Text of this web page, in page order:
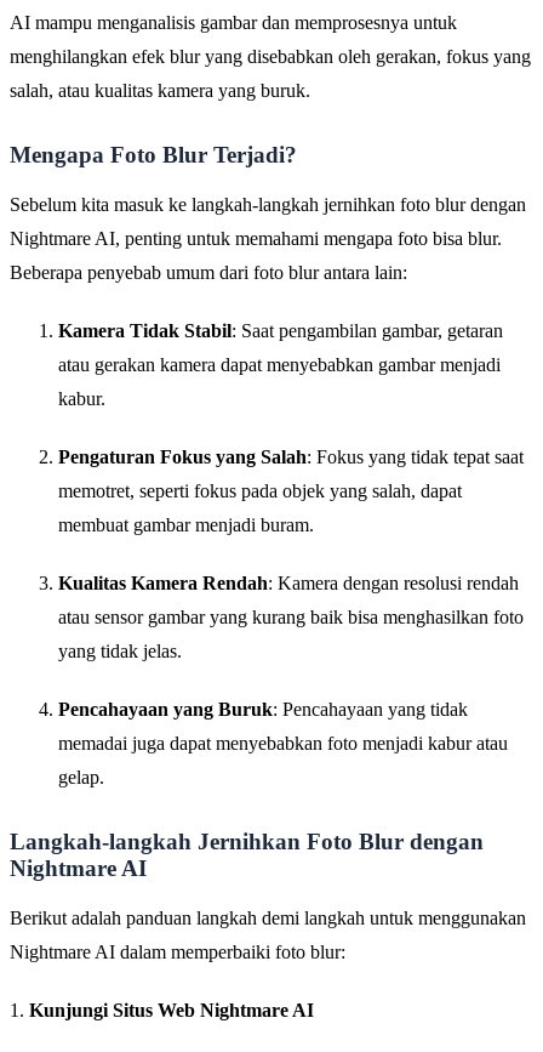
AI mampu menganalisis gambar dan memprosesnya untuk
menghilangkan efek blur yang disebabkan oleh gerakan, fokus yang
salah, atau kualitas kamera yang buruk.
Mengapa Foto Blur Terjadi?
Sebelum kita masuk ke langkah-langkah jernihkan foto blur dengan
Nightmare AI, penting untuk memahami mengapa foto bisa blur.
Beberapa penyebab umum dari foto blur antara lain:
Kamera Tidak Stabil: Saat pengambilan gambar, getaran
atau gerakan kamera dapat menyebabkan gambar menjadi
kabur.
Pengaturan Fokus yang Salah: Fokus yang tidak tepat saat
memotret, seperti fokus pada objek yang salah, dapat
membuat gambar menjadi buram.
Kualitas Kamera Rendah: Kamera dengan resolusi rendah
atau sensor gambar yang kurang baik bisa menghasilkan foto
yang tidak jelas.
Pencahayaan yang Buruk: Pencahayaan yang tidak
memadai juga dapat menyebabkan foto menjadi kabur atau
gelap.
Langkah-langkah Jernihkan Foto Blur dengan
Nightmare AI
Berikut adalah panduan langkah demi langkah untuk menggunakan
Nightmare AI dalam memperbaiki foto blur:
1. Kunjungi Situs Web Nightmare AI